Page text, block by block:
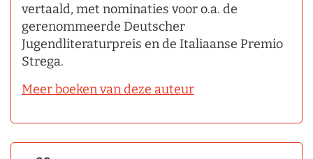
vertaald, met nominaties voor o.a. de
gerenommeerde Deutscher
Jugendliteraturpreis en de Italiaanse Premio
Strega.
Meer boeken van deze auteur